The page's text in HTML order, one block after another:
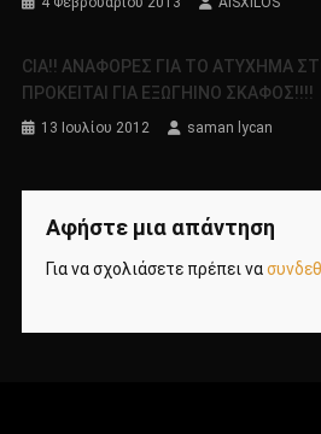
CIA!! ΑΝΑΦΟΡΕΣ ΓΙΑ ΤΟ ΑΤΥΧΗΜΑ
ΠΡΟΚΕΙΤΑΙ ΓΙΑ ΕΞΩΓΗΙΝΟ ΣΚΑΦΟΣ!!!!
13 Ιουλίου 2012 saman lycan
Αφήστε μια απάντηση
Για να σχολιάσετε πρέπει να